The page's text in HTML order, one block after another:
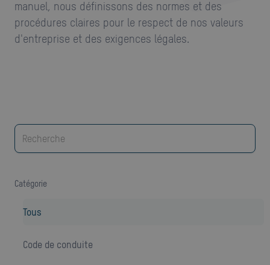
manuel, nous définissons des normes et des
procédures claires pour le respect de nos valeurs
d'entreprise et des exigences légales.
catégorie
Tous
Code de conduite